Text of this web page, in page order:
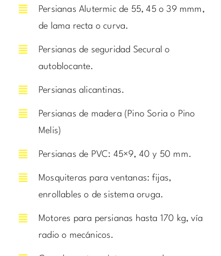
Persianas Alutermic de 55, 45 o 39 mmm,
de lama recta o curva.
Persianas de seguridad Secural o
autoblocante.
Persianas alicantinas.
Persianas de madera (Pino Soria o Pino
Melis)
Persianas de PVC: 45×9, 40 y 50 mm.
Mosquiteras para ventanas: fijas,
enrollables o de sistema oruga.
Motores para persianas hasta 170 kg, vía
radio o mecánicos.